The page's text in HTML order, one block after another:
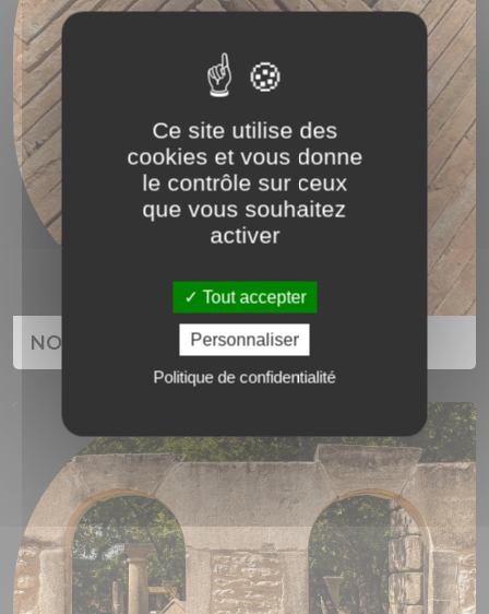
NOUVEAUTES TENDANCES DECO
Ce site utilise des
cookies et vous donne
le contrôle sur ceux
que vous souhaitez
activer
Tout accepter
Personnaliser
Politique de confidentialité